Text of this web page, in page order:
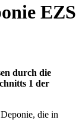
EZS
durch die
1 der
die in